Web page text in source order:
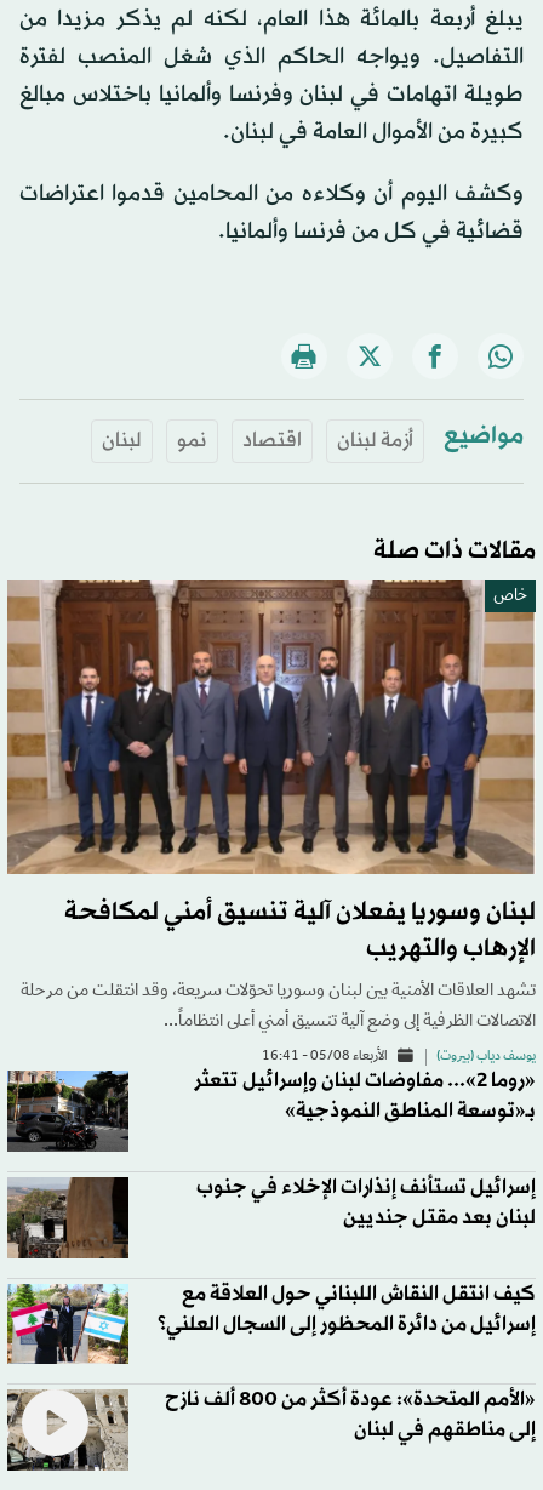
يبلغ أربعة بالمائة هذا العام، لكنه لم يذكر مزيدا من
التفاصيل. ويواجه الحاكم الذي شغل المنصب لفترة
طويلة اتهامات في لبنان وفرنسا وألمانيا باختلاس مبالغ
كبيرة من الأموال العامة في لبنان.
وكشف اليوم أن وكلاءه من المحامين قدموا اعتراضات
قضائية في كل من فرنسا وألمانيا.
مواضيع أزمة لبنان اقتصاد نمو لبنان
مقالات ذات صلة
خاص
لبنان وسوريا يفعلان آلية تنسيق أمني لمكافحة
الإرهاب والتهريب
تشهد العلاقات الأمنية بين لبنان وسوريا تحوّلات سريعة، وقد انتقلت من مرحلة
الاتصالات الظرفية إلى وضع آلية تنسيق أمني أعلى انتظاماً...
يوسف دياب (بيروت) الأربعاء 05/08 - 16:41
«روما 2»... مفاوضات لبنان وإسرائيل تتعثر
بـ«توسعة المناطق النموذجية»
إسرائيل تستأنف إنذارات الإخلاء في جنوب
لبنان بعد مقتل جنديين
كيف انتقل النقاش اللبناني حول العلاقة مع
إسرائيل من دائرة المحظور إلى السجال العلني؟
«الأمم المتحدة»: عودة أكثر من 800 ألف نازح
إلى مناطقهم في لبنان